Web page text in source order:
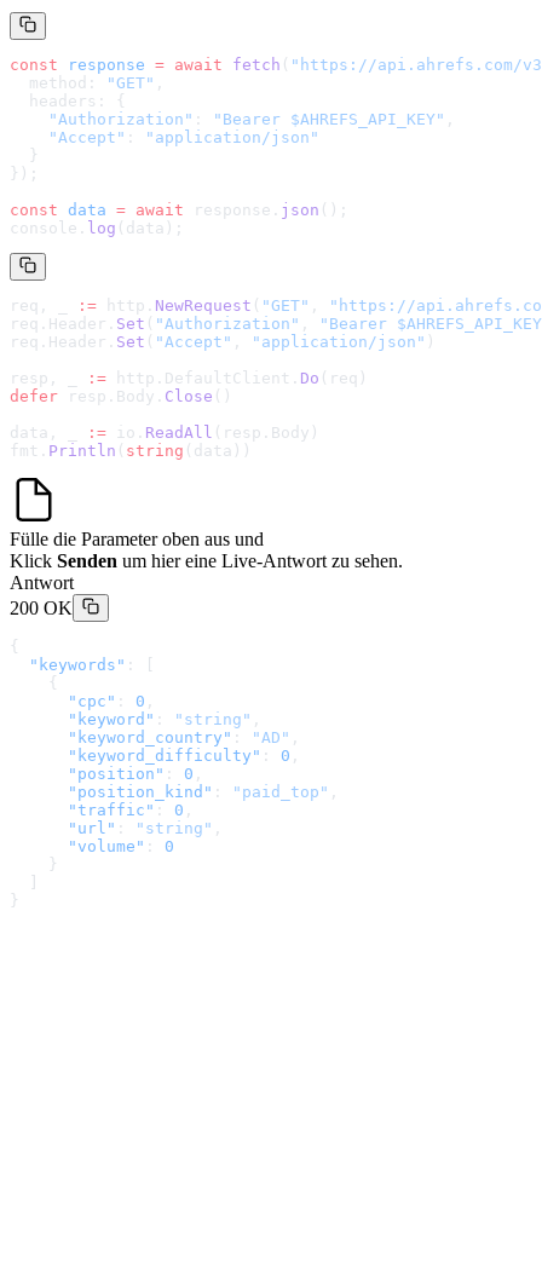
const response = await fetch ( " https://api.ahrefs.com/
  method:
"GET" ,
  headers: {
    "Authorization"
: "Bearer $AHREFS_API_KEY" ,
    "Accept"
:
"application/json"
  }
});
const data = await response. json ();
console. log (data);
req, _ := http. NewRequest ( "GET" , " https://
req.Header. Set ( "Authorization" ,
"Bearer
req.Header. Set ( "Accept" , "application/json" )
resp, _
:= http.DefaultClient. Do (req)
defer resp.Body. Close ()
data, _
:= io. ReadAll (resp.Body)
fmt. Println ( string (data))
Fülle die Parameter oben aus und
Klick Senden um hier eine Live-Antwort zu sehen.
Antwort
200 OK
{
  "keywords"
: [
    {
      "cpc"
: 0 ,
      "keyword"
: "string" ,
      "keyword_country"
: "AD" ,
      "keyword_difficulty"
: 0 ,
      "position"
: 0 ,
      "position_kind"
: "paid_top" ,
      "traffic"
: 0 ,
      "url"
: "string" ,
      "volume"
: 0
    }
}